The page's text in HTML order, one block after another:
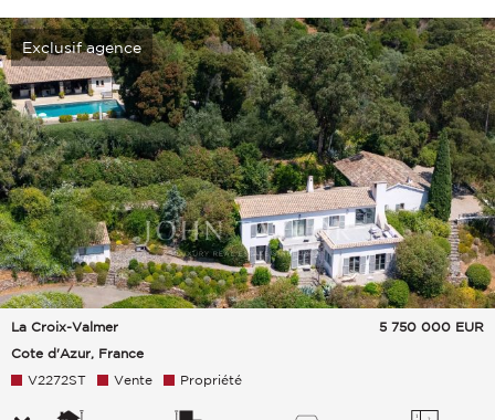
Exclusif agence
La Croix-Valmer
Cote d'Azur, France
5 750 000 EUR
V2272ST Vente Propriété